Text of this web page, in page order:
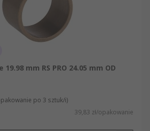
mm RS PRO 24.05 mm OD
po 3 sztuk/i)
39,83 zł/opakowanie